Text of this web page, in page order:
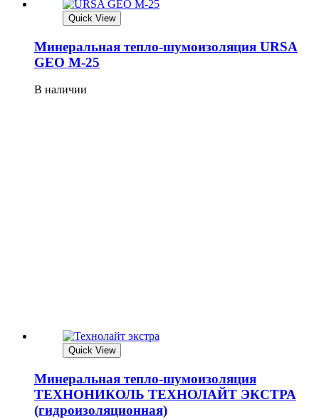
Quick View
Минеральная тепло-шумоизоляция URSA
GEO М-25
В наличии
Quick View
Минеральная тепло-шумоизоляция
ТЕХНОНИКОЛЬ ТЕХНОЛАЙТ ЭКСТРА
(гидроизоляционная)